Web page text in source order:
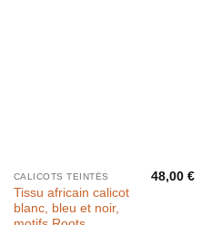
CALICOTS TEINTÉS
Tissu africain calicot
blanc, bleu et noir,
48,00€